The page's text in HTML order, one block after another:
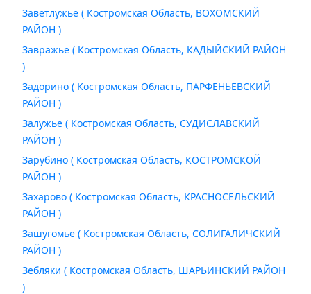
Заветлужье ( Костромская Область, ВОХОМСКИЙ
РАЙОН )
Завражье ( Костромская Область, КАДЫЙСКИЙ РАЙОН
)
Задорино ( Костромская Область, ПАРФЕНЬЕВСКИЙ
РАЙОН )
Залужье ( Костромская Область, СУДИСЛАВСКИЙ
РАЙОН )
Зарубино ( Костромская Область, КОСТРОМСКОЙ
РАЙОН )
Захарово ( Костромская Область, КРАСНОСЕЛЬСКИЙ
РАЙОН )
Зашугомье ( Костромская Область, СОЛИГАЛИЧСКИЙ
РАЙОН )
Зебляки ( Костромская Область, ШАРЬИНСКИЙ РАЙОН
)